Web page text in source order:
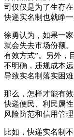
司仅仅是为了生存
快递实名制也就睁一
徐勇认为，如果一
就会失去市场份额
有效方式”。另外，
不明确，违规成本
导致实名制落实困难
那么，怎样才能有
快递便民、利民属
风险防范和信用管理
比如，快递实名制